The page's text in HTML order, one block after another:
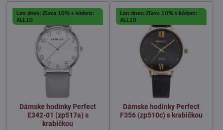
Len dnes: Zľava 10% s kódom:
ALL10
Dámske hodinky Perfect
E342-01 (zp517a) s
krabičkou
Len dnes: Zľava 10% s kódom:
ALL10
Dámske hodinky Perfect
F356 (zp510c) s krabičkou